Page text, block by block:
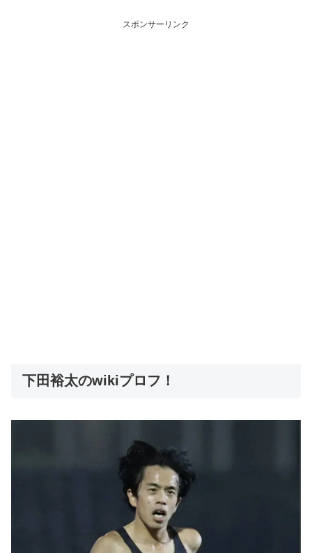
スポンサーリンク
下田裕太のwikiプロフ！